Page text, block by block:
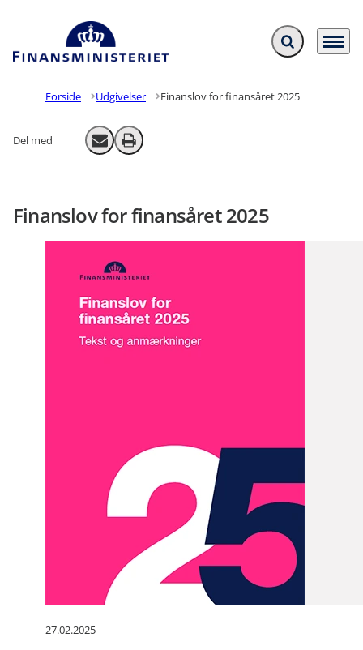
Gå til forsiden Fold søgefelt ud
Menu
Forside Udgivelser Finanslov for finansåret 2025
Del med Send email
Print
Finanslov for finansåret 2025
27.02.2025